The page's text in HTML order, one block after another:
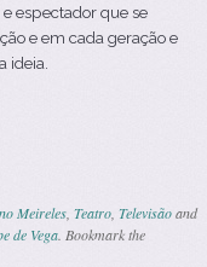
espectador que se
e em cada geração e
ideia.
Meireles Teatro Televisãoand
de Vega . Bookmark the